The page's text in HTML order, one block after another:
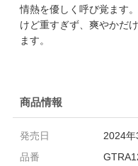
情熱を優しく呼び覚ます
けど重すぎず、爽やかだ
ます。
商品情報
発売日
2024年
品番